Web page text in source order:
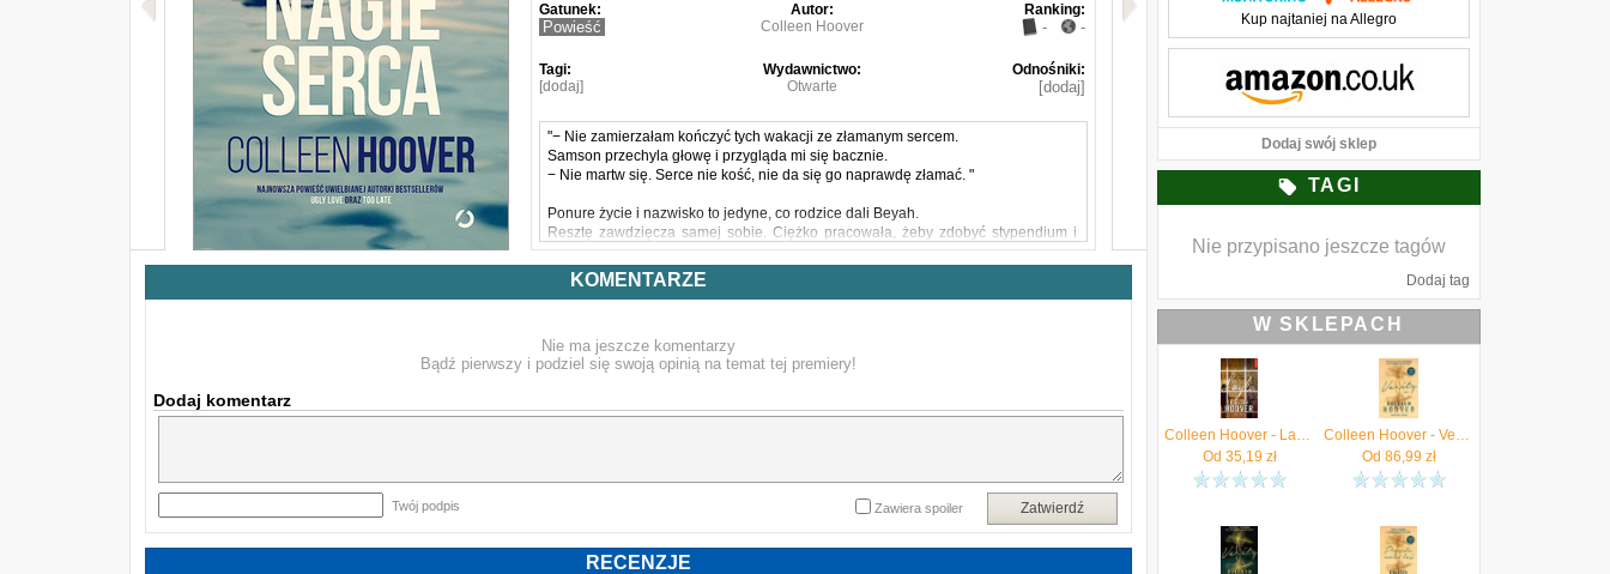
Gatunek:
Powieść
Autor:
Colleen Hoover
Ranking:
- -
Tagi:
[dodaj]
Wydawnictwo:
Otwarte
Odnośniki:
[dodaj]
"− Nie zamierzałam kończyć tych wakacji ze złamanym sercem.
Samson przechyla głowę i przygląda mi się bacznie.
− Nie martw się. Serce nie kość, nie da się go naprawdę złamać. "
Ponure życie i nazwisko to jedyne, co rodzice dali Beyah.
Resztę zawdzięcza samej sobie. Ciężko pracowała, żeby zdobyć stypendium i
dostać się na wymarzone studia.
Kiedy dwa miesiące przed wyjazdem na uczelnię jej matka niespodziewanie
umiera, Beyah traci dach nad głową. Musi spędzić resztę lata z ojcem, którego
Na pozór nic ich nie łączy. Ona wychowała się w biedzie, on pochodzi z bogatej
rodziny.
Powyższy opis pochodzi od wydawcy.
KOMENTARZE
Nie ma jeszcze komentarzy
Bądź pierwszy i podziel się swoją opinią na temat tej premiery!
Dodaj komentarz
Twój podpis Zatwierdź
Zawiera spoiler
RECENZJE
Kup najtaniej na Allegro
Dodaj swój sklep
TAGI
Nie przypisano jeszcze tagów
Dodaj tag
W SKLEPACH
Colleen Hoover - Layla
Od 35,19 zł
Colleen Hoover - Verity
Od 86,99 zł